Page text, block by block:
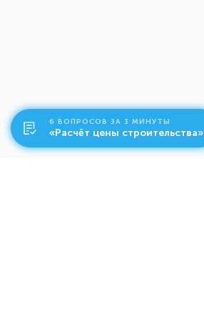
6 ВОПРОСОВ ЗА 3 МИНУТЫ
«Расчёт цены строительства»